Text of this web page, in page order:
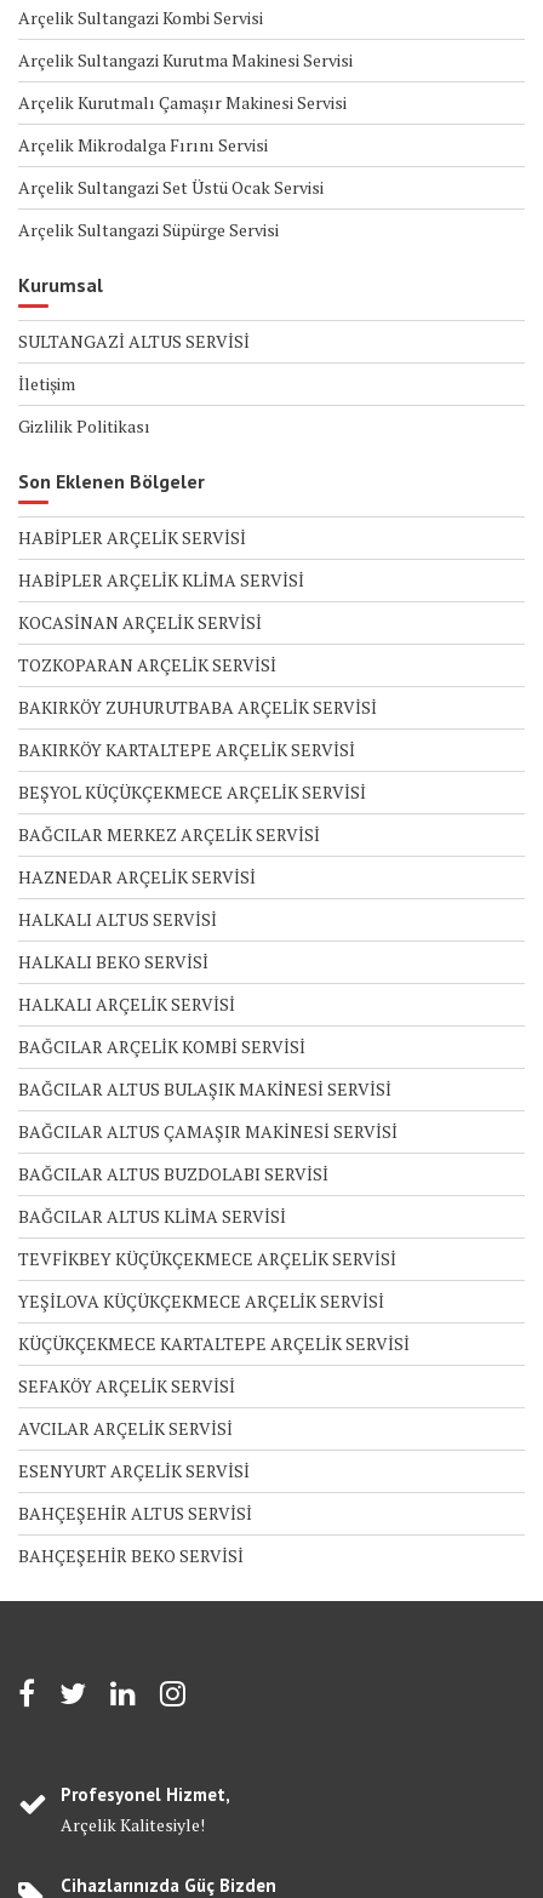
Arçelik Sultangazi Kombi Servisi
Arçelik Sultangazi Kurutma Makinesi Servisi
Arçelik Kurutmalı Çamaşır Makinesi Servisi
Arçelik Mikrodalga Fırını Servisi
Arçelik Sultangazi Set Üstü Ocak Servisi
Arçelik Sultangazi Süpürge Servisi
Kurumsal
SULTANGAZİ ALTUS SERVİSİ
İletişim
Gizlilik Politikası
Son Eklenen Bölgeler
HABİPLER ARÇELİK SERVİSİ
HABİPLER ARÇELİK KLİMA SERVİSİ
KOCASİNAN ARÇELİK SERVİSİ
TOZKOPARAN ARÇELİK SERVİSİ
BAKIRKÖY ZUHURUTBABA ARÇELİK SERVİSİ
BAKIRKÖY KARTALTEPE ARÇELİK SERVİSİ
BEŞYOL KÜÇÜKÇEKMECE ARÇELİK SERVİSİ
BAĞCILAR MERKEZ ARÇELİK SERVİSİ
HAZNEDAR ARÇELİK SERVİSİ
HALKALI ALTUS SERVİSİ
HALKALI BEKO SERVİSİ
HALKALI ARÇELİK SERVİSİ
BAĞCILAR ARÇELİK KOMBİ SERVİSİ
BAĞCILAR ALTUS BULAŞIK MAKİNESİ SERVİSİ
BAĞCILAR ALTUS ÇAMAŞIR MAKİNESİ SERVİSİ
BAĞCILAR ALTUS BUZDOLABI SERVİSİ
BAĞCILAR ALTUS KLİMA SERVİSİ
TEVFİKBEY KÜÇÜKÇEKMECE ARÇELİK SERVİSİ
YEŞİLOVA KÜÇÜKÇEKMECE ARÇELİK SERVİSİ
KÜÇÜKÇEKMECE KARTALTEPE ARÇELİK SERVİSİ
SEFAKÖY ARÇELİK SERVİSİ
AVCILAR ARÇELİK SERVİSİ
ESENYURT ARÇELİK SERVİSİ
BAHÇEŞEHİR ALTUS SERVİSİ
BAHÇEŞEHİR BEKO SERVİSİ
Profesyonel Hizmet,
Arçelik Kalitesiyle!
Cihazlarınızda Güç Bizden